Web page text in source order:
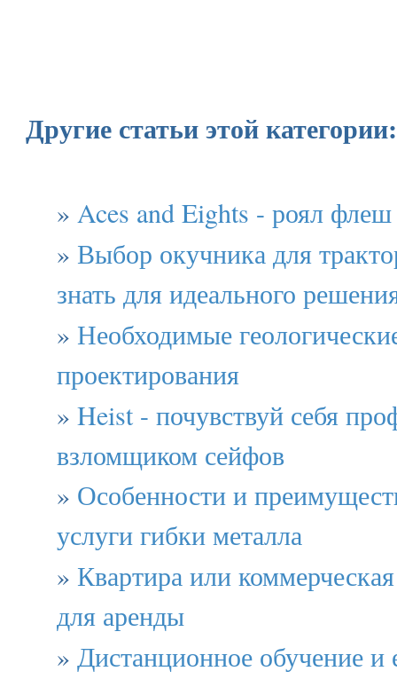
Другие статьи этой категории:
» Aces and Eights - роял флеш
» Выбор окучника для
знать для идеального
» Необходимые
проектирования
» Heist - почувствуй себя
взломщиком сейфов
» Особенности и
услуги гибки металла
» Квартира или
для аренды
» Дистанционное обучение и